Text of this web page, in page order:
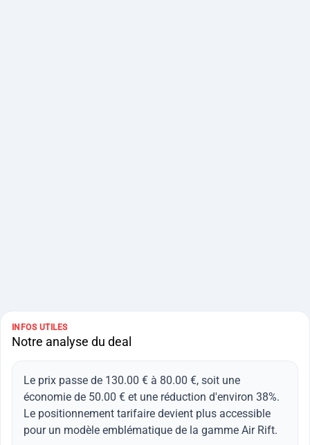
INFOS UTILES
Notre analyse du deal
Le prix passe de 130.00 € à 80.00 €, soit une
économie de 50.00 € et une réduction d'environ 38%.
Le positionnement tarifaire devient plus accessible
pour un modèle emblématique de la gamme Air Rift.